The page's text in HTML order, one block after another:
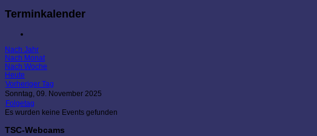
Terminkalender
Nach Jahr
Nach Monat
Nach Woche
Heute
Vorheriger Tag
Sonntag, 09. November 2025
Folgetag
Es wurden keine Events gefunden
TSC-Webcams